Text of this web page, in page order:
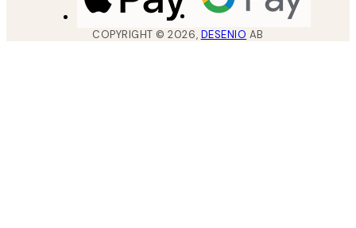
COPYRIGHT ©2026, DESENIO AB